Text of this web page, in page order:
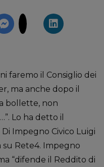
faremo il Consiglio dei
ma anche dopo il
bollette, non
Lo ha detto il
Impegno Civico Luigi
su Rete4. Impegno
“difende il Reddito di